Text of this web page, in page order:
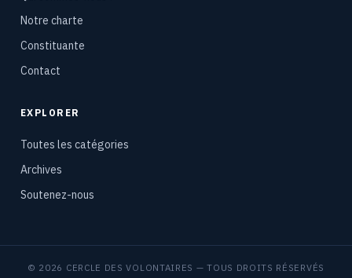
Notre charte
Constituante
Contact
EXPLORER
Toutes les catégories
Archives
Soutenez-nous
© 2026 CERCLE DES VOLONTAIRES — TOUS DROITS RÉSERVÉS